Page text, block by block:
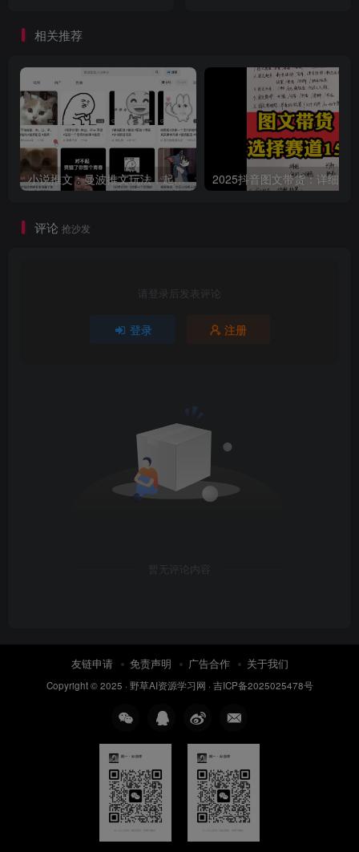
相关推荐
小说推文：曼波推文玩法，起号快，流量猛，一天收益1k+
评论 抢沙发
请登录后发表评论
登录 注册
暂无评论内容
友链申请 免责声明 广告合作 关于我们
Copyright © 2025 · 野草AI资源学习网 · 吉ICP备2025025478号